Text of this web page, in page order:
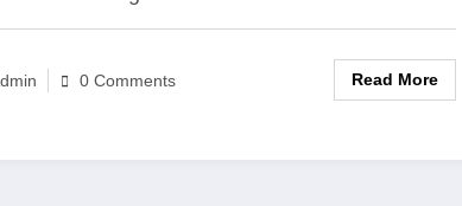
0 Comments Read More